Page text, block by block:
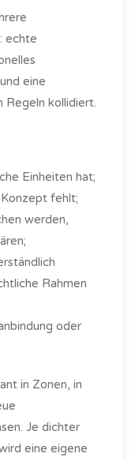
echte
eine
Regeln kollidiert.
Einheiten hat;
fehlt;
werden,
Rahmen
oder
in Zonen, in
Je dichter
eine eigene